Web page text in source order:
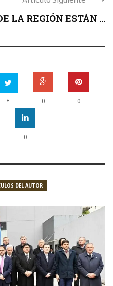
LA REGIÓN ESTÁN ...
+ 0 0
0
DEL AUTOR